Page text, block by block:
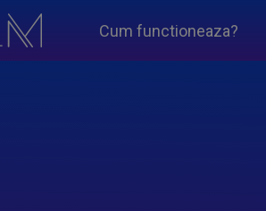
Cum functioneaza?